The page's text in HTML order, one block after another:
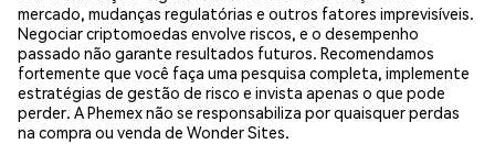
mercado, mudanças regulatórias e outros fatores imprevisíveis.
Negociar criptomoedas envolve riscos, e o desempenho
passado não garante resultados futuros. Recomendamos
fortemente que você faça uma pesquisa completa, implemente
estratégias de gestão de risco e invista apenas o que pode
perder. A Phemex não se responsabiliza por quaisquer perdas
na compra ou venda de Wonder Sites.